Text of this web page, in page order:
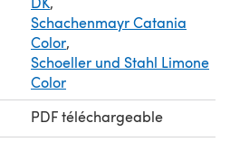
Schachenmayr Catania
Color,
Schoeller und Stahl Limone
Color
PDF téléchargeable